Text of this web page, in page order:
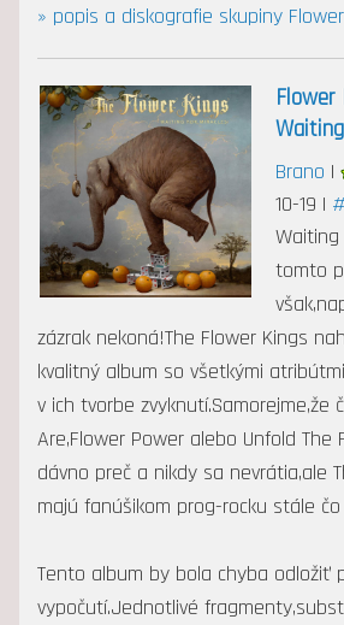
» popis a diskografie skupiny
Flower
Brano |
10-19 |
Waiting
tomto
zázrak nekoná!The Flower Kings
kvalitný album so všetkými
v ich tvorbe zvyknutí.Samorejme,že
Are,Flower Power alebo Unfold The
dávno preč a nikdy sa nevrátia,ale
majú fanúšikom prog-rocku stále
Tento album by bola chyba odložiť
vypočutí.Jednotlivé